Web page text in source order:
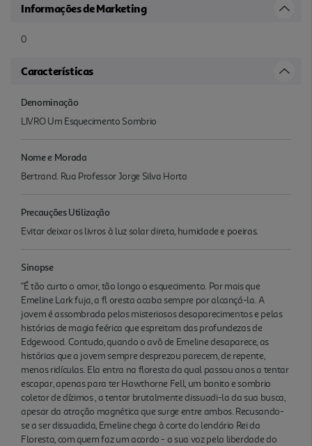
Informações de Marketing
0
Características
Denominação
LIVRO Um Esquecimento Sombrio
Nome e Morada
Bertrand. Rua Professor Jorge Silva Horta
Precauções Utilização
Evitar deixar os livros à luz solar direta, humidade e poeiras.
Sinopse
"É tão curto o amor, tão longo o esquecimento. Por mais que
Emeline Lark fuja, a fl oresta acaba sempre por alcançá-la. A
jovem é assombrada pelos misteriosos desaparecimentos e pelas
histórias de magia feérica que espreitam das profundezas de
Edgewood. Contudo, quando o avô de Emeline desaparece, as
histórias que a jovem sempre desprezou parecem, de repente,
menos ridículas. Ela entra na floresta da qual passou anos a tentar
escapar, apenas para ter Hawthorne Fell, um bonito e sombrio
coletor de dízimos , a tentar brutalmente dissuadi-la da sua busca,
apesar da atração magnética que surge entre ambos. Recusando-
se a ser dissuadida, Emeline chega à corte do lendário Rei da
Floresta, com quem faz um acordo - a sua voz pela liberdade do